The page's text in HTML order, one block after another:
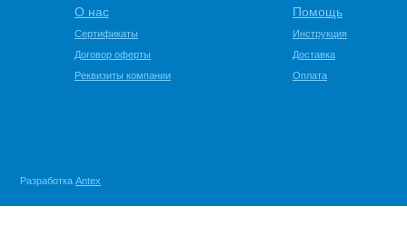
О нас
Сертификаты
Договор оферты
Реквизиты компании
Помощь
Инструкция
Доставка
Оплата
Разработка Antex